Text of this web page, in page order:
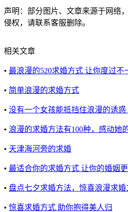
声明：部分图片、文章来源于网络
侵权，请联系客服删除。
相关文章
• 最浪漫的520求婚方式 让你度过不
• 简单浪漫的求婚方式
• 没有一个女孩能抵挡住浪漫的诱惑
• 浪漫的求婚方法有100种，感动她
• 天津海河旁的求婚
• 最适合你的求婚方式 让你的婚姻更
• 盘点七夕求婚方法，惊喜浪漫求婚
• 惊喜求婚方式 助你抱得美人归